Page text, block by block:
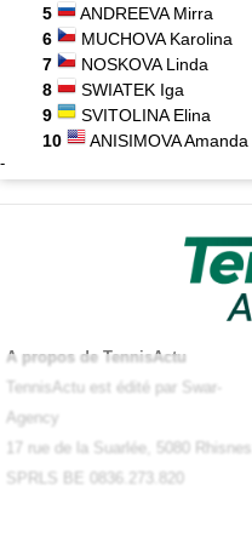
5
ANDREEVA Mirra
6
MUCHOVA Karolina
7
NOSKOVA Linda
8
SWIATEK Iga
9
SVITOLINA Elina
10
ANISIMOVA Amanda
-
A propos de TennisActu
TennisActu est édité par Swar-
Agency
17 rue de la Suarlée, 5080 Rhisnes
SPRLS BE 0836.273.820